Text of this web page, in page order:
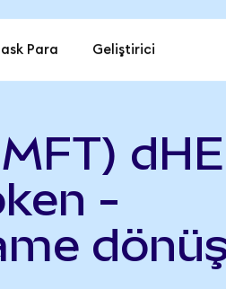
Para Geliştirici
-